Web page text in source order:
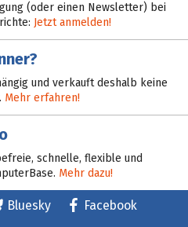
(oder einen Newsletter) bei
Jetzt anmelden!
und verkauft deshalb keine
Mehr erfahren!
schnelle, flexible und
Mehr dazu!
Bluesky
Facebook